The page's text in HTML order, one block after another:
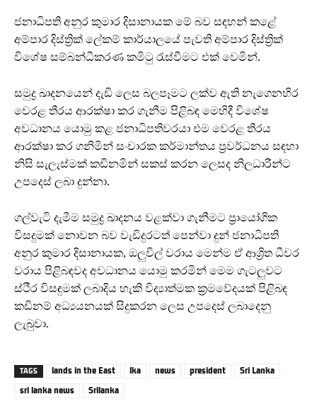
ජනාධිපති අනුර කුමාර දිසානායක මේ බව සඳහන් කළේ
අම්පාර දිස්ත්‍රික් ලේකම් කාර්යාලයේ පැවති අම්පාර දිස්ත්‍රික්
විශේෂ සම්බන්ධීකරණ කමිටු රැස්වීමට එක් වෙමින්.
සමුද්‍ර ඛාදනයෙන් දැඩි ලෙස බලපෑමට ලක්ව ඇති නැගෙනහිර
වෙරළ තීරය ආරක්ෂා කර ගැනීම පිළිබඳ මෙහිදී විශේෂ
අවධානය යොමු කළ ජනාධිපතිවරයා එම වෙරළ තීරය
ආරක්ෂා කර ගනිමින් සංචාරක කර්මාන්තය ප්‍රවර්ධනය සඳහා
නිසි සැලැස්මක් කඩිනමින් සකස් කරන ලෙසද නිලධාරීන්ට
උපදෙස් ලබා දුන්නා.
ගල්වැටි දැමීම සමුද්‍ර ඛාදනය වළක්වා ගැනීමට ප්‍රායෝගික
විසදුමක් නොවන බව වැඩිදුරටත් පෙන්වා දුන් ජනාධිපති
අනුර කුමාර දිසානායක, ඔලුවිල් වරාය මෙන්ම ඒ ආශ්‍රිත ධීවර
වරාය පිළිබඳවද අවධානය යොමු කරමින් මෙම ගැටලුවට
ස්ථීර විසඳුමක් ලබාදිය හැකි විද්‍යාත්මක ක්‍රමවේදයක් පිළිබඳ
කඩිනම් අධ්‍යයනයක් සිදුකරන ලෙස උපදෙස් ලබාදෙනු
ලැබුවා.
TAGS lands in the East lka news president
Sri Lanka
sri lanka news
Srilanka